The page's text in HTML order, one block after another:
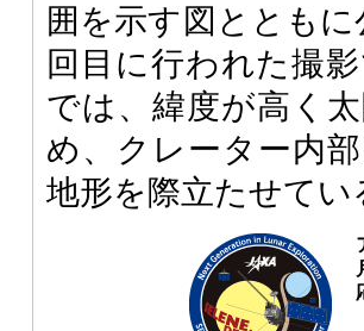
囲を示す図ととも
回目に行われた撮
では、緯度が高く
め、クレーター内
地形を際立たせてい